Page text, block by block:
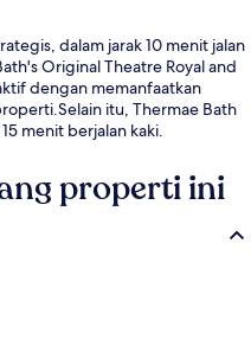
dalam jarak 10 menit jalan
Original Theatre Royal and
dengan memanfaatkan
itu, Thermae Bath
menit berjalan kaki.
properti ini